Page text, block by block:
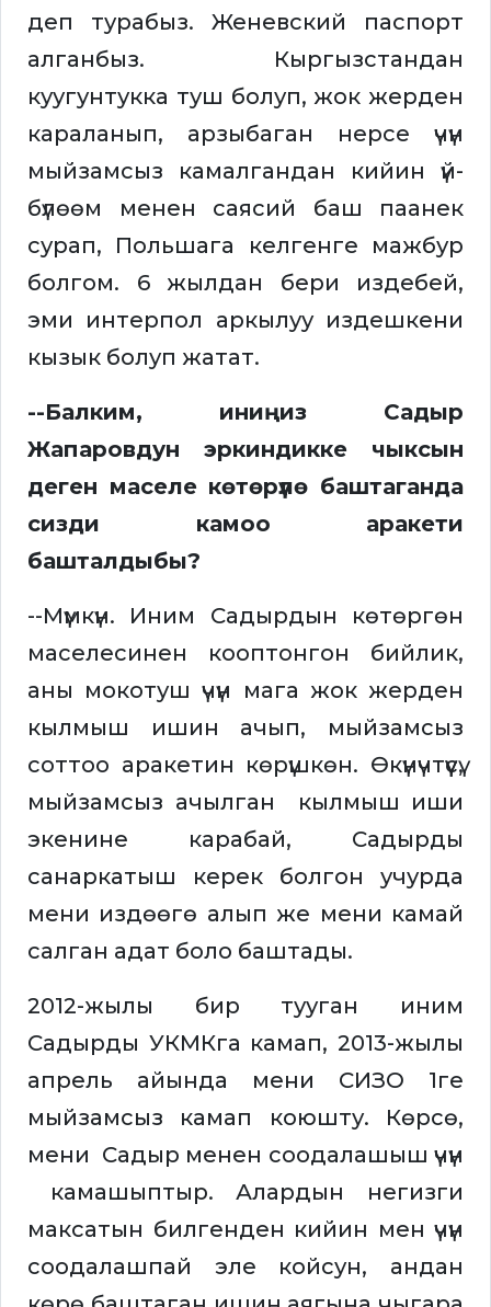
деп турабыз. Женевский паспорт
алганбыз. Кыргызстандан
куугунтукка туш болуп, жок жерден
караланып, арзыбаган нерсе үчүн
мыйзамсыз камалгандан кийин үй-
бүлөөм менен саясий баш паанек
сурап, Польшага келгенге мажбур
болгом. 6 жылдан бери издебей,
эми интерпол аркылуу издешкени
кызык болуп жатат.
--Балким, иниңиз Садыр
Жапаровдун эркиндикке чыксын
деген маселе көтөрүлө баштаганда
сизди камоо аракети
башталдыбы?
--Мүмкүн. Иним Садырдын көтөргөн
маселесинен кооптонгон бийлик,
аны мокотуш үчүн мага жок жерден
кылмыш ишин ачып, мыйзамсыз
соттоо аракетин көрүшкөн. Өкүнүчтүүсү,
мыйзамсыз ачылган кылмыш иши
экенине карабай, Садырды
санаркатыш керек болгон учурда
мени издөөгө алып же мени камай
салган адат боло баштады.
2012-жылы бир тууган иним
Садырды УКМКга камап, 2013-жылы
апрель айында мени СИЗО 1ге
мыйзамсыз камап коюшту. Көрсө,
мени Садыр менен соодалашыш үчүн
камашыптыр. Алардын негизги
максатын билгенден кийин мен үчүн
соодалашпай эле койсун, андан